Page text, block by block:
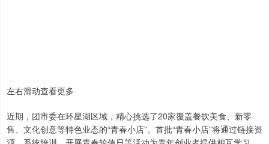
左右滑动查看更多
近期，团市委在环星湖区域，精心挑选了20家覆盖餐饮美食、新零
售、文化创意等特色业态的“青春小店”。首批“青春小店”将通过链接资